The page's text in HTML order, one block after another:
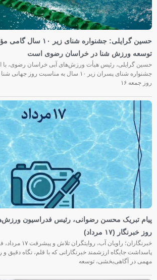
حسین گرایلی: جشنواره شنای
توسعه ورزش شنا در خراسان رضوی است
حسین گرایلی، رئیس هیأت ورزش‌های آبی خراسان رضوی، با
جشنواره شنای پسران زیر ۱۰ سال به مناسبت روز
روز جمعه‌ ۱۶
پیام تبریک محسن رضوانی، رئیس فدراسیون
روز خبرنگار (۱۷ مرداد)
خبرنگاران؛ راویان آب،
پاسداشت جایگاه ارزشمند خبرنگارانی که با قلم، نگاه دقیق
مهمی در آگاهی‌بخشی، توسعه